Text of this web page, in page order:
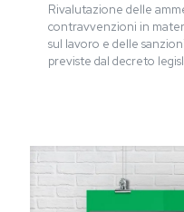
Rivalutazione delle
contravvenzioni in
sul lavoro e delle
previste dal decreto